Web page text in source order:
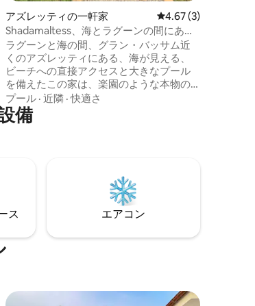
アズレッティの一軒家 レビュー3件、5つ星
4.67 (3)
Shadamaltess、海とラグーンの間にある
型破りなヴィラ。
ラグーンと海の間、グラン・バッサム近
くのアズレッティにある、海が見える、
ビーチへの直接アクセスと大きなプール
を備えたこの家は、楽園のような本物の
環境を提供します。 外に開かれた生活空
間として考えられたこの家は、2つの独立
した建物で構成されています。1つはリビ
歌的な環境で、時代を超越した雰囲気を
プール · 近隣 ·快適さ
備
ス エアコン